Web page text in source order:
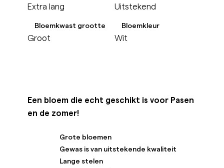
Extra lang Uitstekend
Bloemkwast grootte
Groot
Bloemkleur
Wit
Een bloem die echt geschikt is voor Pasen
en de zomer!
Grote bloemen
Gewas is van uitstekende kwaliteit
Lange stelen